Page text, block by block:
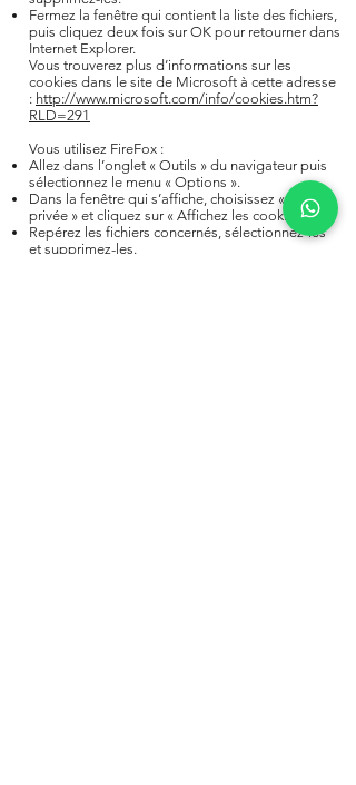
Fermez la fenêtre qui contient la liste des fichiers,
puis cliquez deux fois sur OK pour retourner dans
Internet Explorer.
Vous trouverez plus d’informations sur les
cookies dans le site de Microsoft à cette adresse
: http://www.microsoft.com/info/cookies.htm?
RLD=291
Vous utilisez FireFox :
Allez dans l’onglet « Outils » du navigateur puis
sélectionnez le menu « Options ».
Dans la fenêtre qui s’affiche, choisissez « Vie
privée » et cliquez sur « Affichez les cookies ».
Repérez les fichiers concernés, sélectionnez-les
et supprimez-les.